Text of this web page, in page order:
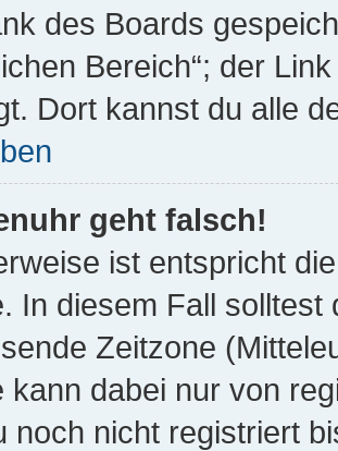
des Boards
Bereich“; der
Dort kannst du alle
geht falsch!
ist entspricht
In diesem Fall solltest
Zeitzone
kann dabei nur von
noch nicht registriert